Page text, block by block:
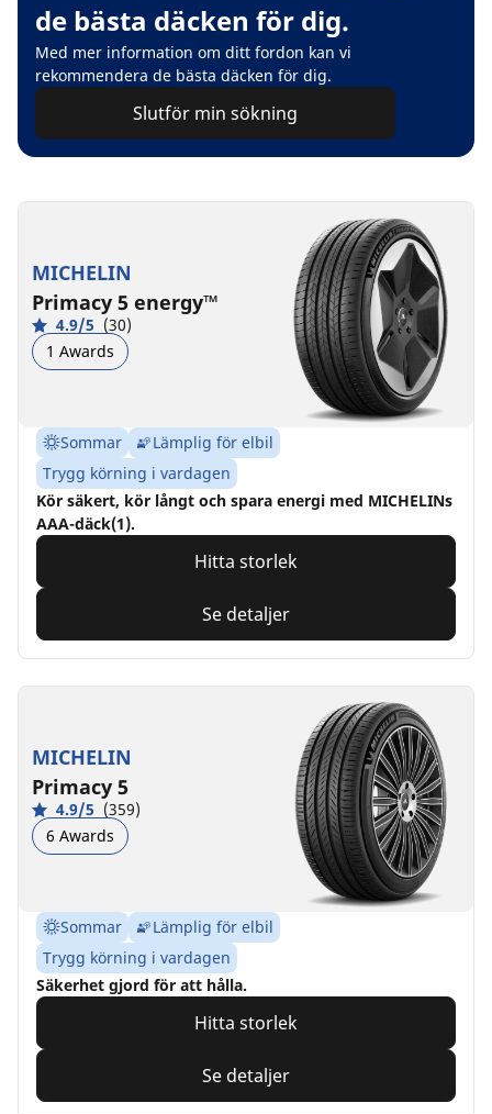
de bästa däcken för dig.
Med mer information om ditt fordon kan vi
rekommendera de bästa däcken för dig.
Slutför min sökning
MICHELIN
Primacy 5 energy™
4.9/5 (30)
1 Awards
Sommar
Lämplig för elbil
Trygg körning i vardagen
Kör säkert, kör långt och spara energi med MICHELINs
AAA-däck(1).
Hitta storlek
Se detaljer
MICHELIN
Primacy 5
4.9/5 (359)
6 Awards
Sommar
Lämplig för elbil
Trygg körning i vardagen
Säkerhet gjord för att hålla.
Hitta storlek
Se detaljer